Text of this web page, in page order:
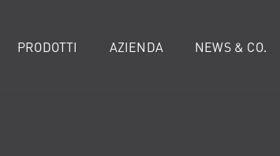
PRODOTTI AZIENDA NEWS & CO.